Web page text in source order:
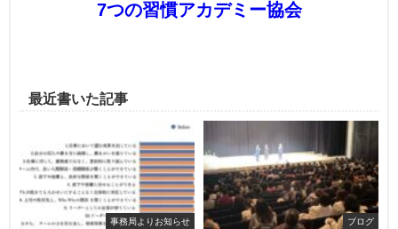
7つの習慣アカデミー協会
最近書いた記事
事務局よりお知らせ ブログ